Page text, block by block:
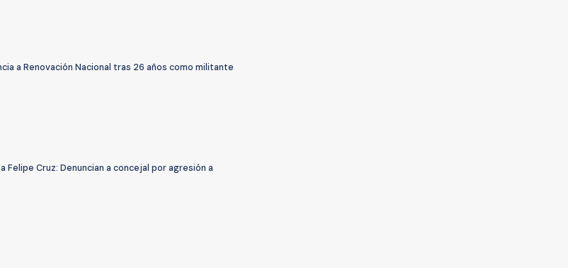
a Renovación Nacional tras 26 años como militante
Felipe Cruz: Denuncian a concejal por agresión a